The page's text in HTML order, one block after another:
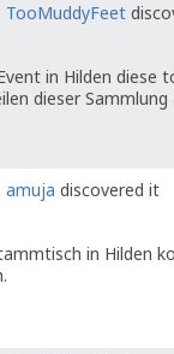
TooMuddyFeet
in Hilden diese
dieser Sammlung
amuja discovered it
in Hilden